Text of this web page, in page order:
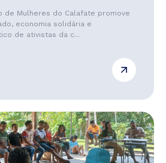
de Mulheres do Calafate promove
economia solidária e
de ativistas da c...